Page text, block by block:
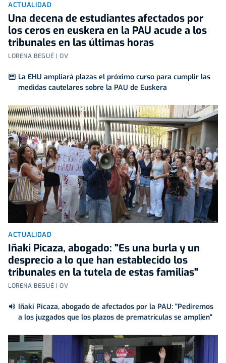
ACTUALIDAD
Una decena de estudiantes afectados por
los ceros en euskera en la PAU acude a los
tribunales en las últimas horas
LORENA BEGUÉ | OV
La EHU ampliará plazas el próximo curso para cumplir las
medidas cautelares sobre la PAU de Euskera
ACTUALIDAD
Iñaki Picaza, abogado: "Es una burla y un
desprecio a lo que han establecido los
tribunales en la tutela de estas familias"
LORENA BEGUÉ | OV
Iñaki Picaza, abogado de afectados por la PAU: "Pediremos
a los juzgados que los plazos de prematrículas se amplíen"